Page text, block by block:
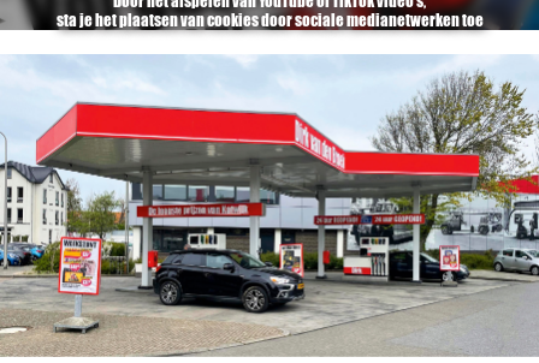
sta je het plaatsen van cookies door sociale medianetwerken toe